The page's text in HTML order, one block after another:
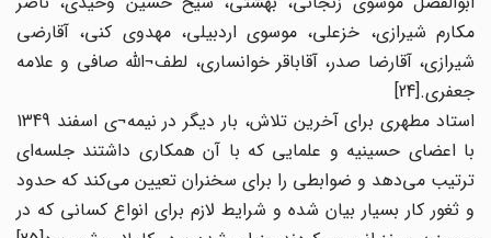
مکارم شیرازی، خزعلی، موسوی اردبیلی، مهدوی کنی، آقارضی
شیرازی، آقارضا صدر، آقاباقر خوانساری، لطف¬الله صافی و علامه
جعفری.[24]
استاد مطهری برای آخرین تلاش، بار دیگر در نیمه¬ی اسفند 1349
با اعضای حسینیه و علمایی که با آن همکاری داشتند جلسه‌ای
ترتیب می‌دهد و ضوابطی را برای سخنران تعیین می‌کند که حدود
و ثغور کار بسیار بیان شده و شرایط لازم برای انواع کسانی که در